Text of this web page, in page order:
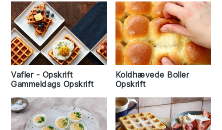
Vafler - Opskrift
Gammeldags Opskrift
Koldhævede Boller
Opskrift